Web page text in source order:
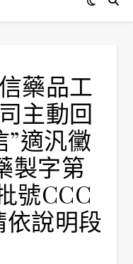
藥品工
主動回
”適汎黴
製字第
號CCC
說明段